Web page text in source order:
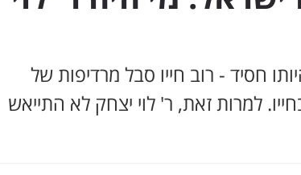
חסיד - רוב חייו סבל מרדיפות של
למרות זאת, ר' לוי יצחק לא התייאש